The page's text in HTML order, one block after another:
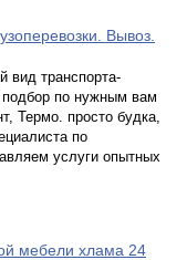
Вывоз.
вид транспорта-
по нужным вам
Термо. просто будка,
по
услуги опытных
мебели хлама 24